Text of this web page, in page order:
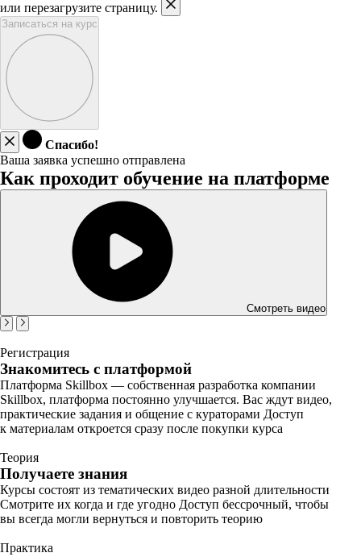
или перезагрузите страницу.
Записаться на курс
Спасибо!
Ваша заявка успешно отправлена
Как проходит обучение на платформе
Смотреть видео
Регистрация
Знакомитесь с платформой
Платформа Skillbox — собственная разработка компании
Skillbox, платформа постоянно улучшается. Вас ждут видео,
практические задания и общение с кураторами Доступ
к материалам откроется сразу после покупки курса
Теория
Получаете знания
Курсы состоят из тематических видео разной длительности
Смотрите их когда и где угодно Доступ бессрочный, чтобы
вы всегда могли вернуться и повторить теорию
Практика